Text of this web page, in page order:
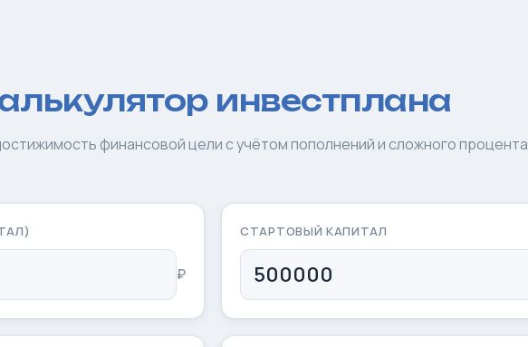
инвестплана
финансовой цели с учётом пополнений и сложного процента
₽
СТАРТОВЫЙ КАПИТАЛ